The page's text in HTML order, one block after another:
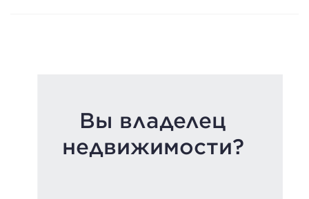
Вы владелец
недвижимости?